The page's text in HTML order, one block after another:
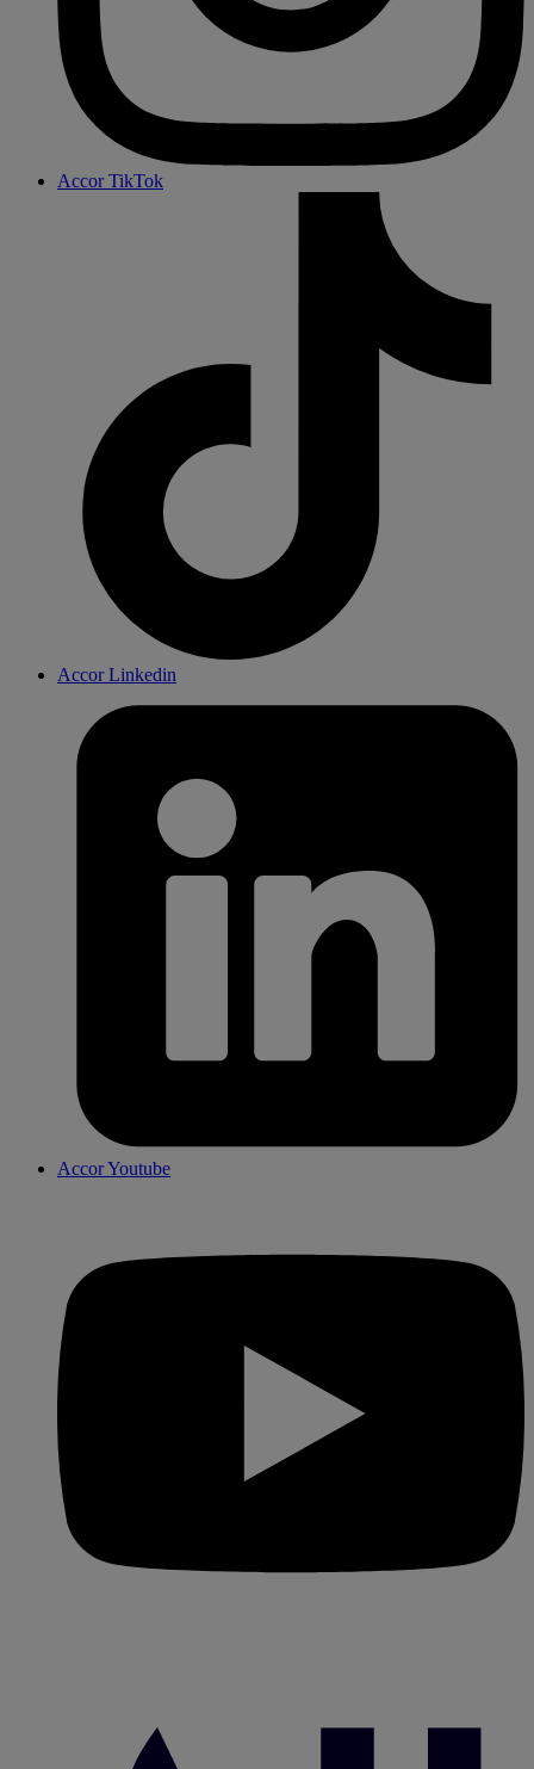
Accor TikTok
Accor Linkedin
Accor Youtube